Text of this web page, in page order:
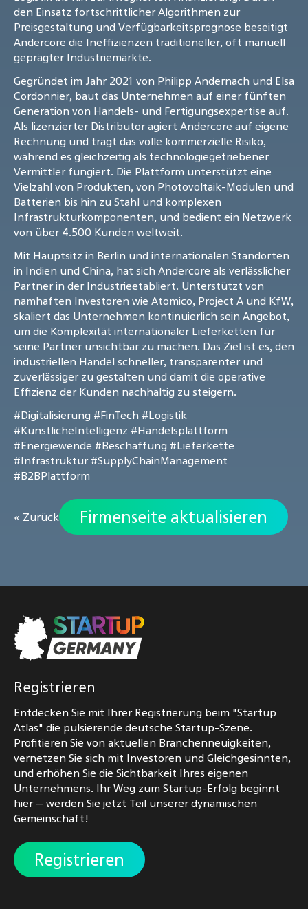
den Einsatz fortschrittlicher Algorithmen zur
Preisgestaltung und Verfügbarkeitsprognose beseitigt
Andercore die Ineffizienzen traditioneller, oft manuell
geprägter Industriemärkte.
Gegründet im Jahr 2021 von Philipp Andernach und Elsa
Cordonnier, baut das Unternehmen auf einer fünften
Generation von Handels- und Fertigungsexpertise auf.
Als lizenzierter Distributor agiert Andercore auf eigene
Rechnung und trägt das volle kommerzielle Risiko,
während es gleichzeitig als technologiegetriebener
Vermittler fungiert. Die Plattform unterstützt eine
Vielzahl von Produkten, von Photovoltaik-Modulen und
Batterien bis hin zu Stahl und komplexen
Infrastrukturkomponenten, und bedient ein Netzwerk
von über 4.500 Kunden weltweit.
Mit Hauptsitz in Berlin und internationalen Standorten
in Indien und China, hat sich Andercore als verlässlicher
Partner in der Industrieetabliert. Unterstützt von
namhaften Investoren wie Atomico, Project A und KfW,
skaliert das Unternehmen kontinuierlich sein Angebot,
um die Komplexität internationaler Lieferketten für
seine Partner unsichtbar zu machen. Das Ziel ist es, den
industriellen Handel schneller, transparenter und
zuverlässiger zu gestalten und damit die operative
Effizienz der Kunden nachhaltig zu steigern.
#Digitalisierung #FinTech #Logistik
#KünstlicheIntelligenz #Handelsplattform
#Energiewende #Beschaffung #Lieferkette
#Infrastruktur #SupplyChainManagement
#B2BPlattform
« Zurück Firmenseite aktualisieren
Registrieren
Entdecken Sie mit Ihrer Registrierung beim "Startup
Atlas" die pulsierende deutsche Startup-Szene.
Profitieren Sie von aktuellen Branchenneuigkeiten,
vernetzen Sie sich mit Investoren und Gleichgesinnten,
und erhöhen Sie die Sichtbarkeit Ihres eigenen
Unternehmens. Ihr Weg zum Startup-Erfolg beginnt
hier – werden Sie jetzt Teil unserer dynamischen
Gemeinschaft!
Registrieren